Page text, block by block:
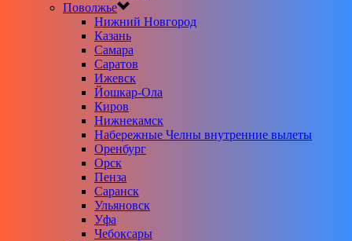
Поволжье
Нижний Новгород
Казань
Самара
Саратов
Ижевск
Йошкар-Ола
Киров
Нижнекамск
Набережные Челны внутренние вылеты
Оренбург
Орск
Пенза
Саранск
Ульяновск
Уфа
Чебоксары